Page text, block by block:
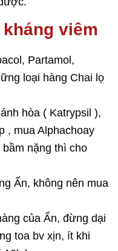
viêm
Partamol,
loại hàng Chai lọ
hòa ( Katrypsil ),
, mua Alphachoay
nặng thì cho
Ấn, không nên mua
của Ấn, đừng dại
toa bv xịn, ít khi